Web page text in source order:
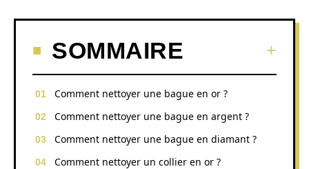
SOMMAIRE
Comment nettoyer une bague en or ?
Comment nettoyer une bague en argent ?
Comment nettoyer une bague en diamant ?
Comment nettoyer un collier en or ?